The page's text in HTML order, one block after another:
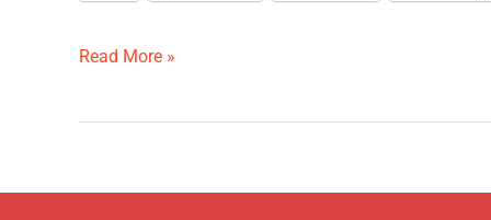
Read More »